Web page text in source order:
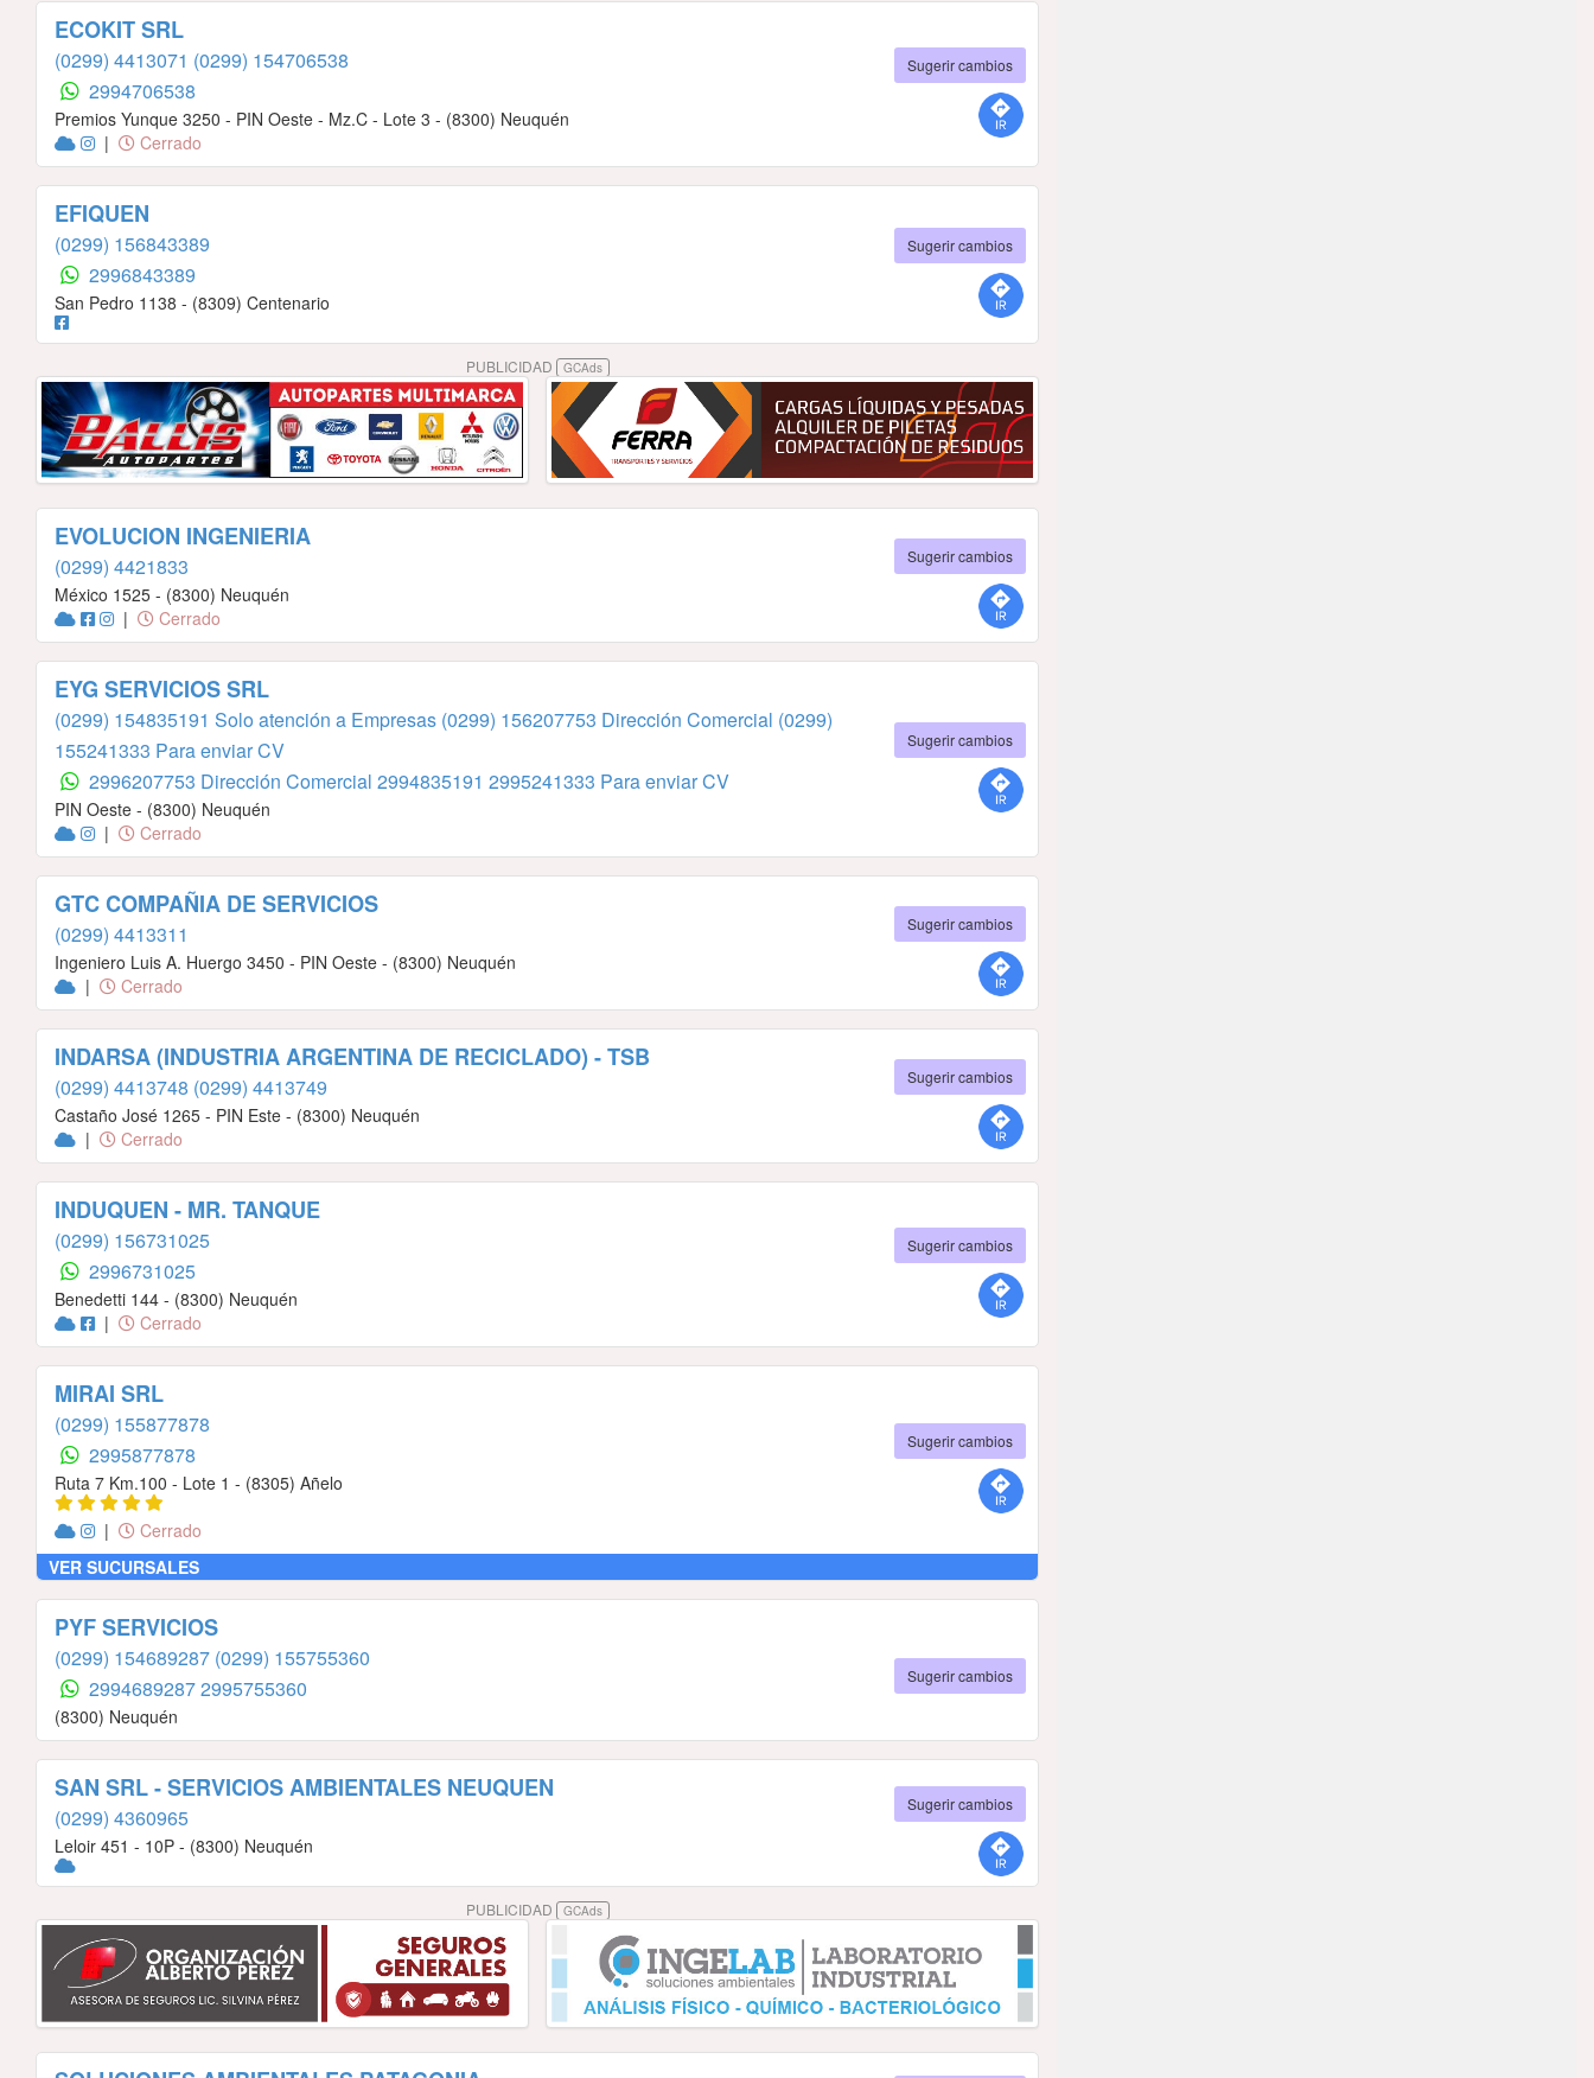
ECOKIT SRL
(0299) 4413071 (0299) 154706538
2994706538
Premios Yunque 3250 - PIN Oeste - Mz.C - Lote 3 - (8300) Neuquén
|
Cerrado
Sugerir cambios
EFIQUEN
(0299) 156843389
2996843389
San Pedro 1138 - (8309) Centenario
Sugerir cambios
PUBLICIDAD GCAds
EVOLUCION INGENIERIA
(0299) 4421833
México 1525 - (8300) Neuquén
|
Cerrado
Sugerir cambios
EYG SERVICIOS SRL
(0299) 154835191 Solo atención a Empresas (0299) 156207753 Dirección Comercial (0299)
155241333 Para enviar CV
2996207753 Dirección Comercial 2994835191 2995241333 Para enviar CV
PIN Oeste - (8300) Neuquén
|
Cerrado
Sugerir cambios
GTC COMPAÑIA DE SERVICIOS
(0299) 4413311
Ingeniero Luis A. Huergo 3450 - PIN Oeste - (8300) Neuquén
|
Cerrado
Sugerir cambios
INDARSA (INDUSTRIA ARGENTINA DE RECICLADO) - TSB
(0299) 4413748 (0299) 4413749
Castaño José 1265 - PIN Este - (8300) Neuquén
|
Cerrado
Sugerir cambios
INDUQUEN - MR. TANQUE
(0299) 156731025
2996731025
Benedetti 144 - (8300) Neuquén
|
Cerrado
Sugerir cambios
MIRAI SRL
(0299) 155877878
2995877878
Ruta 7 Km.100 - Lote 1 - (8305) Añelo
|
Cerrado
Sugerir cambios
VER SUCURSALES
PYF SERVICIOS
(0299) 154689287 (0299) 155755360
29946892872995755360
(8300) Neuquén
Sugerir cambios
SAN SRL - SERVICIOS AMBIENTALES NEUQUEN
(0299) 4360965
Leloir 451 - 10P - (8300) Neuquén
Sugerir cambios
PUBLICIDAD GCAds